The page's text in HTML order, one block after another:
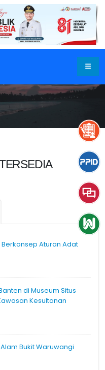
Berkonsep Aturan Adat
di Museum Situs
Kesultanan
Bukit Waruwangi